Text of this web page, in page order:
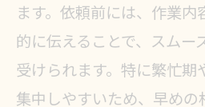
ます。依頼前には、作業
的に伝えることで、スムー
受けられます。特に繁忙
集中しやすいため、早め